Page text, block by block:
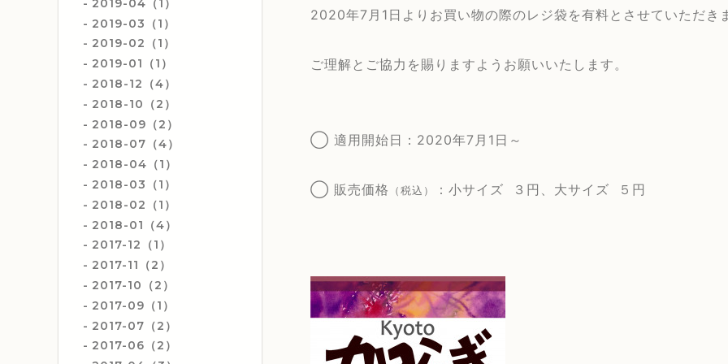
2019-04（1）
2019-03（1）
2019-02（1）
2019-01（1）
2018-12（4）
2018-10（2）
2018-09（2）
2018-07（4）
2018-04（1）
2018-03（1）
2018-02（1）
2018-01（4）
2017-12（1）
2017-11（2）
2017-10（2）
2017-09（1）
2017-07（2）
2017-06（2）
2020年7月1日よりお買い物の際のレジ袋を有料とさせていただき
ご理解とご協力を賜りますようお願いいたします。
◯ 適用開始日：2020年7月1日～
◯ 販売価格 （税込） ：小サイズ ３円、大サイズ ５円